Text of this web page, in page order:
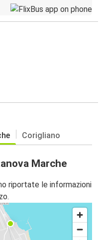
Corigliano
Marche
riportate le informazioni